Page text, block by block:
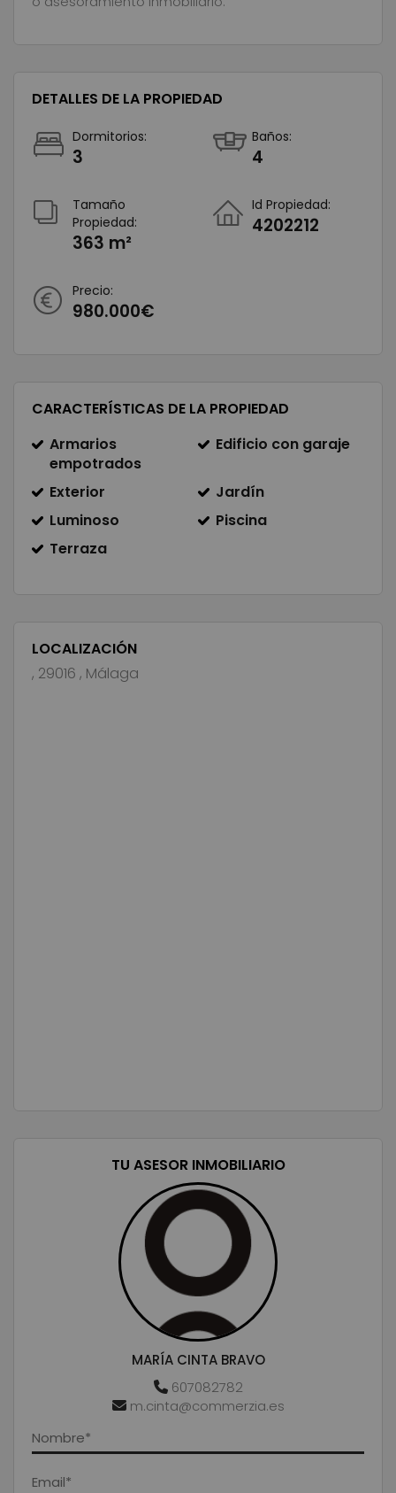
DETALLES DE LA PROPIEDAD
Dormitorios:
3
Baños:
4
Tamaño
Propiedad:
363 m²
Id Propiedad:
4202212
Precio:
980.000€
CARACTERÍSTICAS DE LA PROPIEDAD
Armarios
empotrados
Edificio con garaje
Exterior
Jardín
Luminoso
Piscina
Terraza
LOCALIZACIÓN
, 29016 , Málaga
TU ASESOR INMOBILIARIO
MARÍA CINTA BRAVO
607082782
m.cinta@commerzia.es